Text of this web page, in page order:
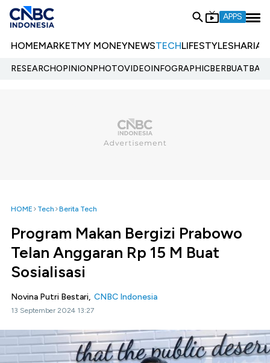
APPS
HOMEMARKETMY MONEYNEWSTECHLIFESTYLESHARIA
RESEARCHOPINIONPHOTOVIDEOINFOGRAPHIC
HOME Tech Berita Tech
Program Makan Bergizi Prabowo
Telan Anggaran Rp 15 M Buat
Sosialisasi
Novina Putri Bestari, CNBC Indonesia
13 September 2024 13:27